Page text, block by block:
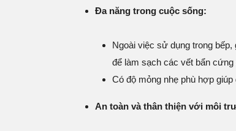
Đa năng trong cuộc sống:
Ngoài việc sử dụng trong
để làm sạch các vết bẩn cứng
Có độ mỏng nhẹ phù hợp
An toàn và thân thiện với môi